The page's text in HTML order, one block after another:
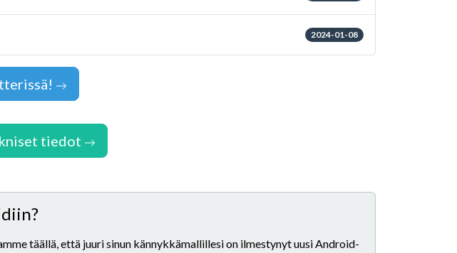
2024-01-08
tiedot
täällä, että juuri sinun kännykkämallillesi on ilmestynyt uusi Android-